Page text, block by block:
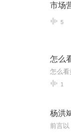
市场
5
怎么
1
杨洪